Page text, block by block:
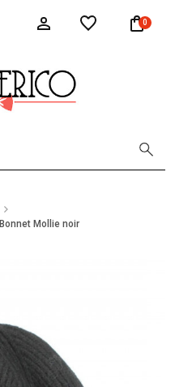
0
Bonnet Mollie noir